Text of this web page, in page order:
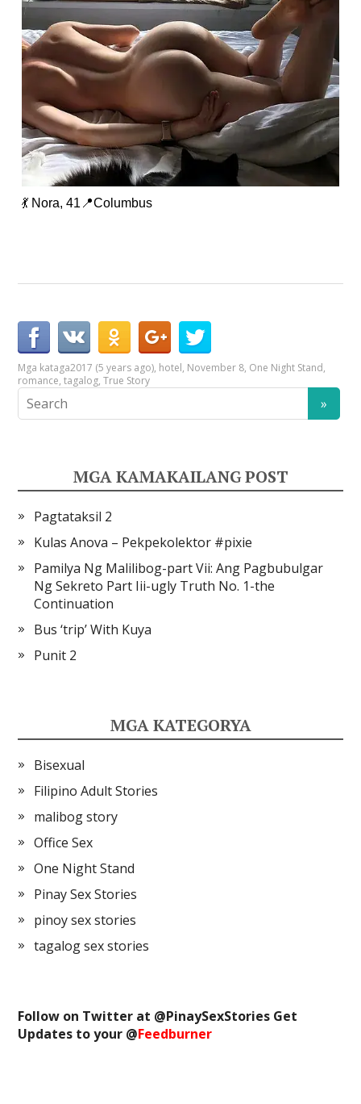
💃 Nora, 41📍Columbus
Mga kataga2017 (5 years ago), hotel, November 8, One Night Stand,
romance,tagalog,True Story
MGA KAMAKAILANG POST
Pagtataksil 2
Kulas Anova – Pekpekolektor #pixie
Pamilya Ng Malilibog-part Vii: Ang Pagbubulgar
Ng Sekreto Part Iii-ugly Truth No. 1-the
Continuation
Bus ‘trip’ With Kuya
Punit 2
MGA KATEGORYA
Bisexual
Filipino Adult Stories
malibog story
Office Sex
One Night Stand
Pinay Sex Stories
pinoy sex stories
tagalog sex stories
Follow on Twitter at @PinaySexStories Get
Updates to your @Feedburner